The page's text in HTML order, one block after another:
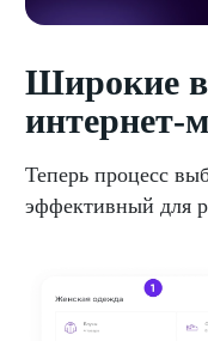
Широкие
интернет-
Теперь процесс
эффективный для